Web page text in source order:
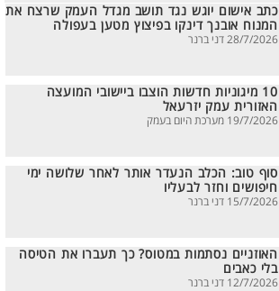
כתב אישום יוגש נגד תושב מגדל העמק שרצח את
המנוח אובנך דינקו בפיצוץ מטען בעפולה
28/7/2026 דני ברנר
10 מיגוניות חדשות הוצבו ביישובי המועצה
האזורית עמק יזרעאל
19/7/2026 מערכת היום בעמק
סוף טוב: הכלב הנעדר אותר לאחר שלושה ימי
חיפושים וחזר לבעליו
15/7/2026 דני ברנר
האוזניים נסתמות במטוס? כך תעברו את הטיסה
בלי כאבים
12/7/2026 דני ברנר